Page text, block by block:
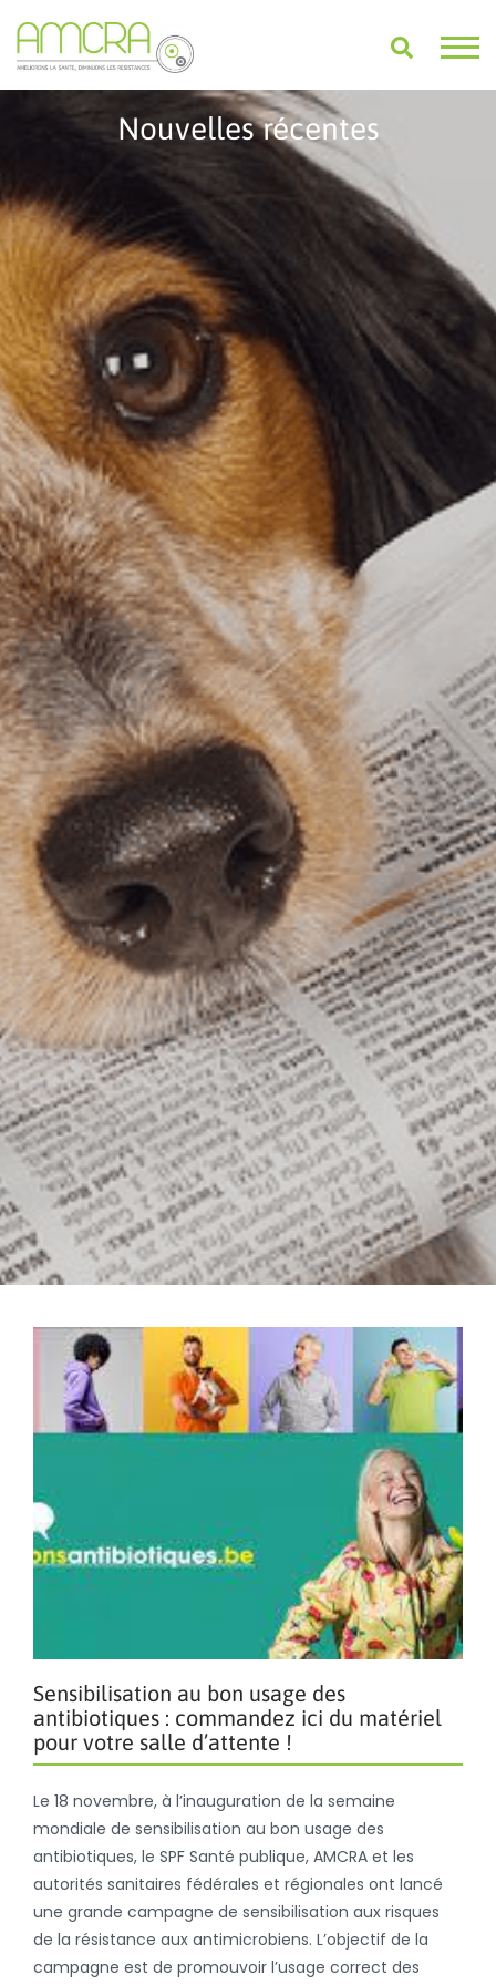
Nouvelles récentes
Sensibilisation au bon usage des
antibiotiques : commandez ici du matériel
pour votre salle d’attente !
Le 18 novembre, à l’inauguration de la semaine
mondiale de sensibilisation au bon usage des
antibiotiques, le SPF Santé publique, AMCRA et les
autorités sanitaires fédérales et régionales ont lancé
une grande campagne de sensibilisation aux risques
de la résistance aux antimicrobiens. L’objectif de la
campagne est de promouvoir l’usage correct des